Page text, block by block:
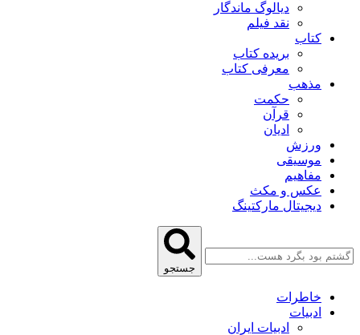
دیالوگ ماندگار
نقد فیلم
کتاب
بریده کتاب
معرفی کتاب
مذهب
حکمت
قرآن
ادیان
ورزش
موسیقی
مفاهیم
عکس و مکث
دیجیتال مارکتینگ
جستجو
خاطرات
ادبیات
ادبیات ایران